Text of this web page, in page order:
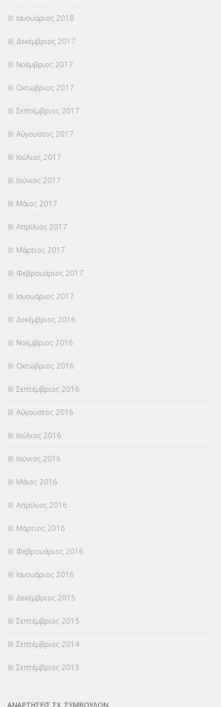
Ιανουάριος 2018
Δεκέμβριος 2017
Νοέμβριος 2017
Οκτώβριος 2017
Σεπτέμβριος 2017
Αύγουστος 2017
Ιούλιος 2017
Ιούνιος 2017
Μάιος 2017
Απρίλιος 2017
Μάρτιος 2017
Φεβρουάριος 2017
Ιανουάριος 2017
Δεκέμβριος 2016
Νοέμβριος 2016
Οκτώβριος 2016
Σεπτέμβριος 2016
Αύγουστος 2016
Ιούλιος 2016
Ιούνιος 2016
Μάιος 2016
Απρίλιος 2016
Μάρτιος 2016
Φεβρουάριος 2016
Ιανουάριος 2016
Δεκέμβριος 2015
Σεπτέμβριος 2015
Σεπτέμβριος 2014
Σεπτέμβριος 2013
ΑΝΑΡΤΉΣΕΙΣ ΣΧ. ΣΥΜΒΟΎΛΩΝ